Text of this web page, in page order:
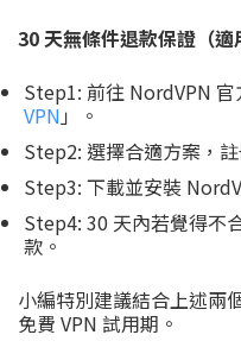
30 天無條件退款保證（適
Step1: 前往 NordVPN
VPN 」。
Step2: 選擇合適方案，
Step3: 下載並安裝
Step4: 30 天內若覺得不
款。
小編特別建議結合上述兩
免費 VPN 試用期。